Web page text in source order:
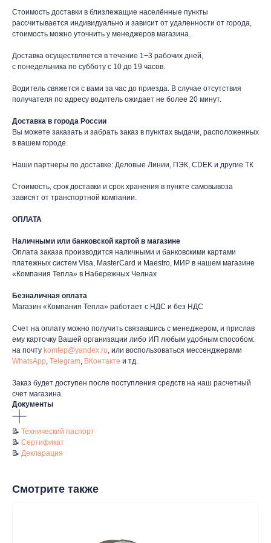
Стоимость доставки в близлежащие населённые пункты
рассчитывается индивидуально и зависит от удаленности от города,
стоимость можно уточнить у менеджеров магазина.
Доставка осуществляется в течение 1−3 рабочих дней,
с понедельника по субботу с 10 до 19 часов.
Водитель свяжется с вами за час до приезда. В случае отсутствия
получателя по адресу водитель ожидает не более 20 минут.
Доставка в города России
Вы можете заказать и забрать заказ в пунктах выдачи, расположенных
в вашем городе.
Наши партнеры по доставке: Деловые Линии, ПЭК, CDEK и другие ТК
Стоимость, срок доставки и срок хранения в пункте самовывоза
зависят от транспортной компании.
ОПЛАТА
Наличными или банковской картой в магазине
Оплата заказа производится наличными и банковскими картами
платежных систем Visa, MasterCard и Maestro, МИР в нашем магазине
«Компания Тепла» в Набережных Челнах
Безналичная оплата
Магазин «Компания Тепла» работает с НДС и без НДС
Счет на оплату можно получить связавшись с менеджером, и прислав
ему карточку Вашей организации либо ИП любым удобным способом:
на почту komtep@yandex.ru, или воспользоваться мессенджерами
WhatsApp, Telegram, ВКонтакте и тд.
Заказ будет доступен после поступления средств на наш расчетный
счет магазина.
Документы
📝 Технический паспорт
📝 Сертификат
📝 Декларация
Смотрите также
Контакты
Почта: komtep@yandex.ru
+7 (8552) 78-33-11
Заказать звонок
Каталог О компании